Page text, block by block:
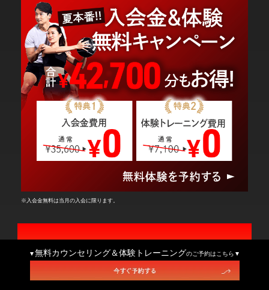
※入会金無料は当月の入会に限ります。
まずは、無料カウンセリング。
無料カウンセリング＆体験トレーニングのご予約はこちら
無料カウンセリング&体験トレーニング